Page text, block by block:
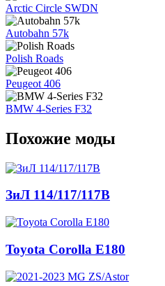
Arctic Circle SWDN
Autobahn 57k
Polish Roads
Peugeot 406
BMW 4-Series F32
Похожие моды
ЗиЛ 114/117/117В
Toyota Corolla E180